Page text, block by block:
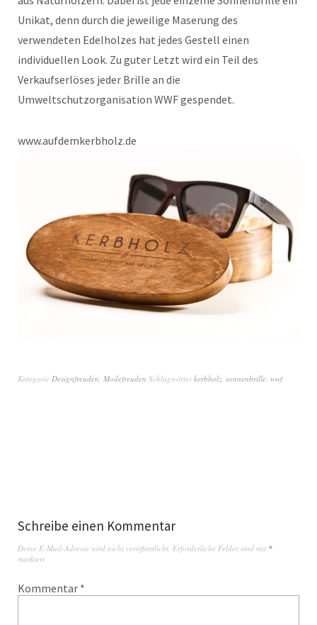
Unikat, denn durch die jeweilige Maserung des
verwendeten Edelholzes hat jedes Gestell einen
individuellen Look. Zu guter Letzt wird ein Teil des
Verkaufserlöses jeder Brille an die
Umweltschutzorganisation WWF gespendet.
www.aufdemkerbholz.de
Kategorie Designfreuden, Modefreuden Schlagwörterkerbholz, sonnenbrille, wwf
Schreibe einen Kommentar
Deine E-Mail-Adresse wird nicht veröffentlicht. Erforderliche Felder sind mit *
markiert
Kommentar *